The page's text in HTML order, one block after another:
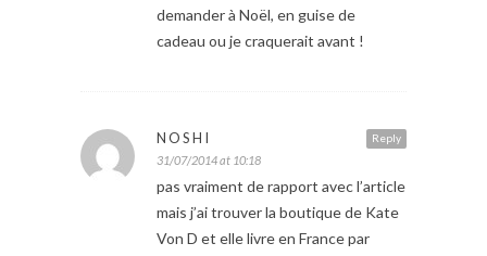
demander à Noël, en guise de
cadeau ou je craquerait avant !
Reply
NOSHI
31/07/2014 at 10:18
pas vraiment de rapport avec l’article
mais j’ai trouver la boutique de Kate
Von D et elle livre en France par